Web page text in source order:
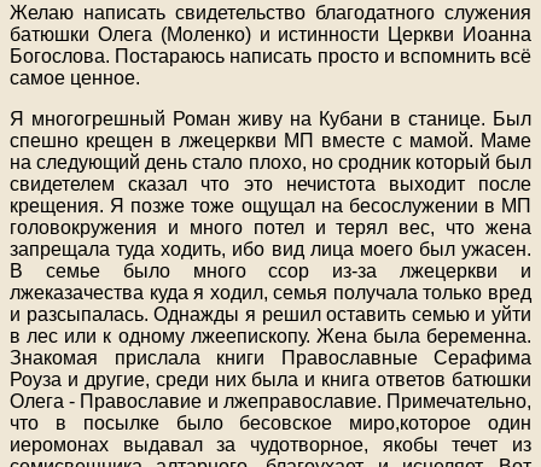
Желаю написать свидетельство благодатного служения
батюшки Олега (Моленко) и истинности Церкви Иоанна
Богослова. Постараюсь написать просто и вспомнить всё
самое ценное.
Я многогрешный Роман живу на Кубани в станице. Был
спешно крещен в лжецеркви МП вместе с мамой. Маме
на следующий день стало плохо, но сродник который был
свидетелем сказал что это нечистота выходит после
крещения. Я позже тоже ощущал на бесослужении в МП
головокружения и много потел и терял вес, что жена
запрещала туда ходить, ибо вид лица моего был ужасен.
В семье было много ссор из-за лжецеркви и
лжеказачества куда я ходил, семья получала только вред
и разсыпалась. Однажды я решил оставить семью и уйти
в лес или к одному лжеепископу. Жена была беременна.
Знакомая прислала книги Православные Серафима
Роуза и другие, среди них была и книга ответов батюшки
Олега - Православие и лжеправославие. Примечательно,
что в посылке было бесовское миро,которое один
иеромонах выдавал за чудотворное, якобы течет из